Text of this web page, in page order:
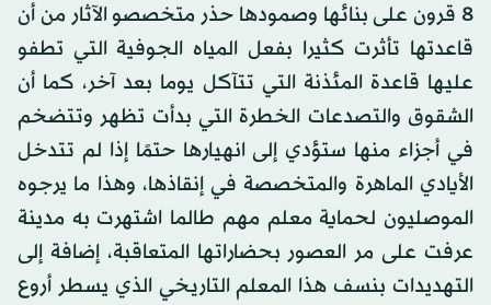
8 قرون على بنائها وصمودها حذر متخصصو الآثار من أن
قاعدتها تأثرت كثيرا بفعل المياه الجوفية التي تطفو
عليها قاعدة المئذنة التي تتآكل يوما بعد آخر، كما أن
الشقوق والتصدعات الخطرة التي بدأت تظهر وتتضخم
في أجزاء منها ستؤدي إلى انهيارها حتمًا إذا لم تتدخل
الأيادي الماهرة والمتخصصة في إنقاذها، وهذا ما يرجوه
الموصليون لحماية معلم مهم طالما اشتهرت به مدينة
عرفت على مر العصور بحضاراتها المتعاقبة، إضافة إلى
التهديدات بنسف هذا المعلم التاريخي الذي يسطر أروع